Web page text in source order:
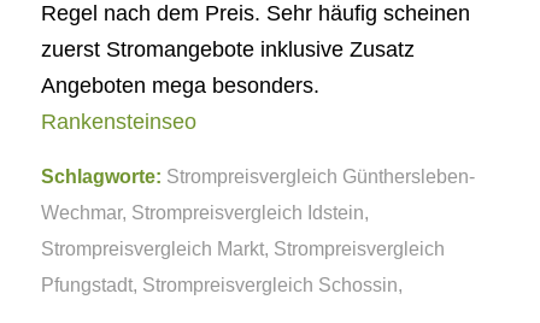
Regel nach dem Preis. Sehr häufig scheinen
zuerst Stromangebote inklusive Zusatz
Angeboten mega besonders.
Rankensteinseo
Schlagworte: Strompreisvergleich Günthersleben-
Wechmar, Strompreisvergleich Idstein,
Strompreisvergleich Markt, Strompreisvergleich
Pfungstadt, Strompreisvergleich Schossin,